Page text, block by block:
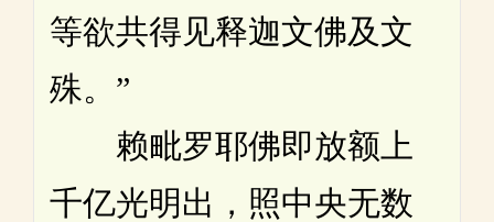
等欲共得见释迦文佛及文
殊。”
赖毗罗耶佛即放额上
千亿光明出，照中央无数